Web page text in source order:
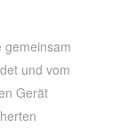
gemeinsam
und vom
Gerät